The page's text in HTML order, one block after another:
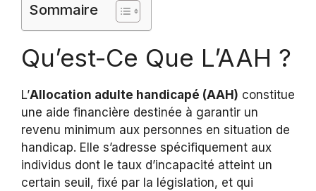
Sommaire
Qu’est-Ce Que L’AAH ?
L’Allocation adulte handicapé (AAH) constitue
une aide financière destinée à garantir un
revenu minimum aux personnes en situation de
handicap. Elle s’adresse spécifiquement aux
individus dont le taux d’incapacité atteint un
certain seuil, fixé par la législation, et qui